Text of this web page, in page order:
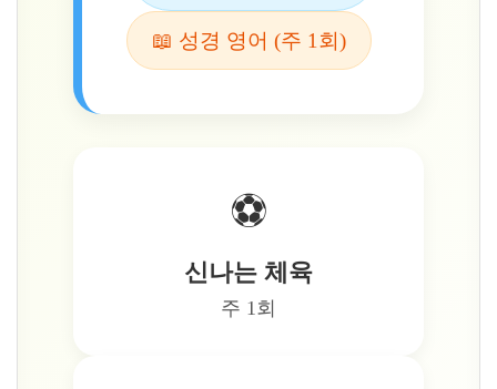
📖 성경 영어 (주 1회)
⚽
신나는 체육
주 1회